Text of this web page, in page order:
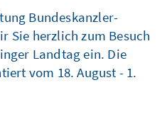
Bundeskanzler-
Sie herzlich zum Besuch
Landtag ein. Die
vom 18. August - 1.